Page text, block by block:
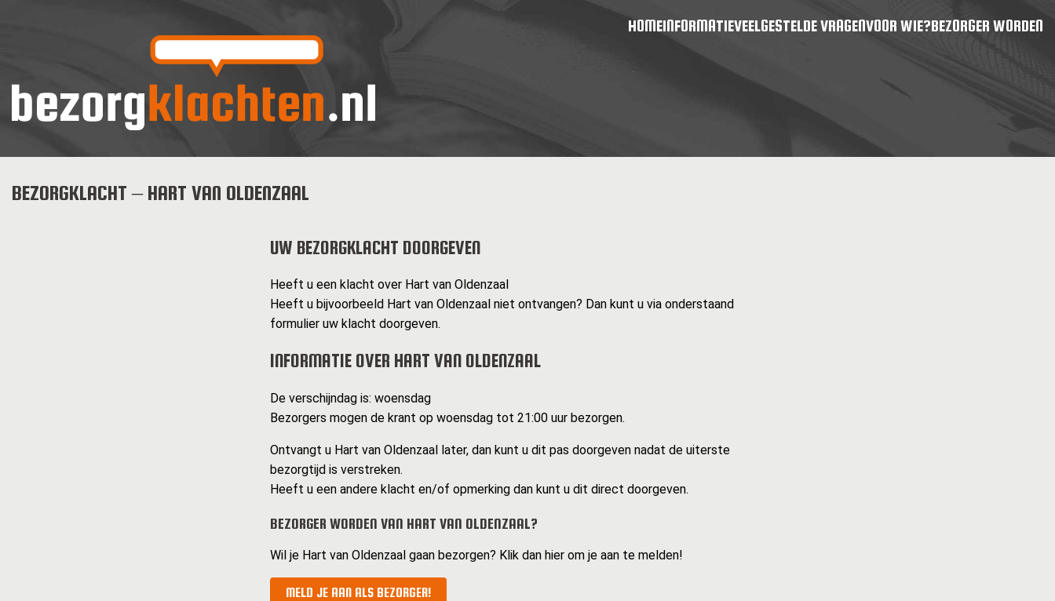
HOMEINFORMATIEVEELGESTELDE VRAGENVOOR WIE?BEZORGER WORDEN
BEZORGKLACHT – HART VAN OLDENZAAL
UW BEZORGKLACHT DOORGEVEN
Heeft u een klacht over Hart van Oldenzaal
Heeft u bijvoorbeeld Hart van Oldenzaal niet ontvangen? Dan kunt u via onderstaand
formulier uw klacht doorgeven.
INFORMATIE OVER HART VAN OLDENZAAL
De verschijndag is: woensdag
Bezorgers mogen de krant op woensdag tot 21:00 uur bezorgen.
Ontvangt u Hart van Oldenzaal later, dan kunt u dit pas doorgeven nadat de uiterste
bezorgtijd is verstreken.
Heeft u een andere klacht en/of opmerking dan kunt u dit direct doorgeven.
BEZORGER WORDEN VAN HART VAN OLDENZAAL?
Wil je Hart van Oldenzaal gaan bezorgen? Klik dan hier om je aan te melden!
MELD JE AAN ALS BEZORGER!